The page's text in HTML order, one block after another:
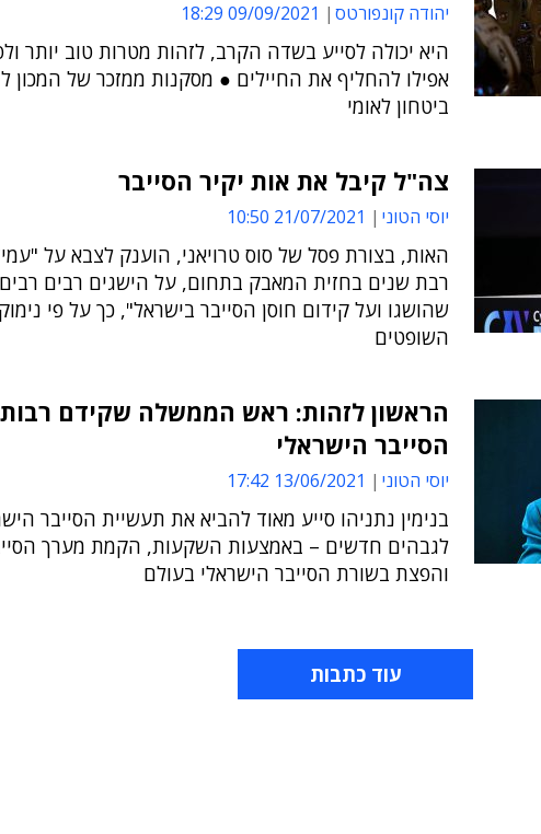
יהודה קונפורטס 09/09/2021 18:29
היא יכולה לסייע בשדה הקרב, לזהות מטרות טוב יותר
אפילו להחליף את החיילים ● מסקנות ממזכר של המכון
ביטחון לאומי
צה"ל קיבל את אות יקיר הסייבר
יוסי הטוני 21/07/2021 10:50
האות, בצורת פסל של סוס טרויאני, הוענק לצבא על
רבת שנים בחזית המאבק בתחום, על הישגים רבים רבים
שהושגו ועל קידום חוסן הסייבר בישראל", כך על פי
השופטים
הראשון לזהות: ראש הממשלה שקידם
הסייבר הישראלי
יוסי הטוני 13/06/2021 17:42
בנימין נתניהו סייע מאוד להביא את תעשיית הסייבר
לגבהים חדשים – באמצעות השקעות, הקמת מערך
והפצת בשורת הסייבר הישראלי בעולם
עוד כתבות